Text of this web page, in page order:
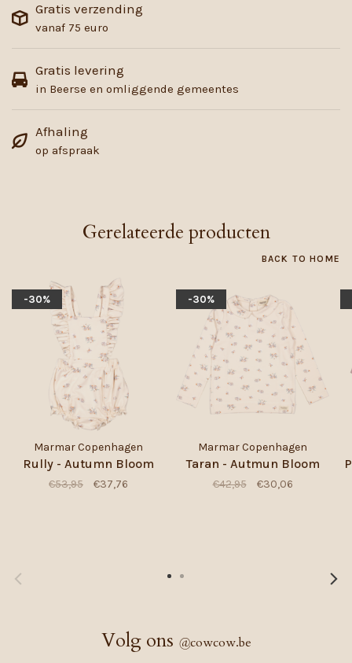
Gratis verzending
vanaf 75 euro
Gratis levering
in Beerse en omliggende gemeentes
Afhaling
op afspraak
Gerelateerde producten
BACK TO HOME
-30%
Marmar Copenhagen
Rully - Autumn Bloom
€53,95 €37,76
-30%
Marmar Copenhagen
Taran - Autmun Bloom
€42,95 €30,06
Volg ons @cowcow.be